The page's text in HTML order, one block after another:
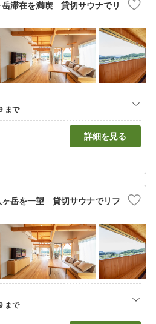
岳滞在を満喫 貸切サウナでリ
詳細を見る
ヶ岳を一望 貸切サウナでリフ